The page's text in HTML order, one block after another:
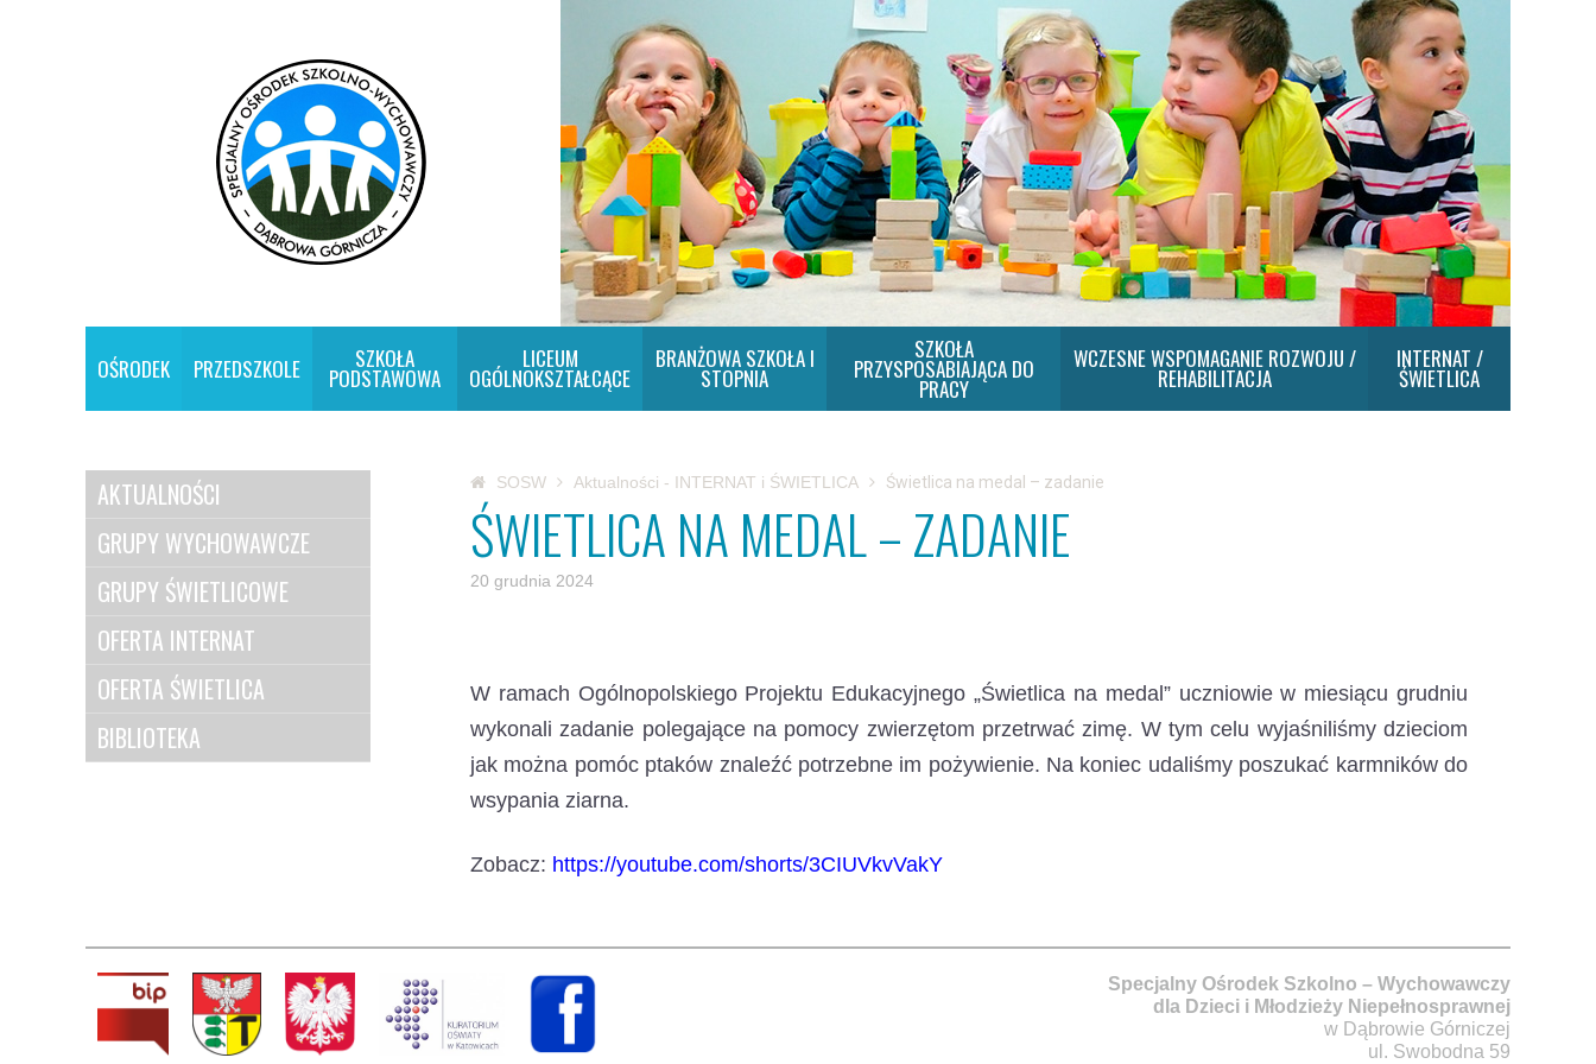
OŚRODEK PRZEDSZKOLE SZKOŁA
PODSTAWOWA
LICEUM
OGÓLNOKSZTAŁCĄCE
BRANŻOWA SZKOŁA I
STOPNIA
SZKOŁA
PRZYSPOSABIAJĄCA DO
PRACY
WCZESNE WSPOMAGANIE ROZWOJU /
REHABILITACJA
INTERNAT /
ŚWIETLICA
AKTUALNOŚCI
GRUPY WYCHOWAWCZE
GRUPY ŚWIETLICOWE
OFERTA INTERNAT
OFERTA ŚWIETLICA
BIBLIOTEKA
SOSW Aktualności - INTERNAT i ŚWIETLICA Świetlica na medal – zadanie
ŚWIETLICA NA MEDAL – ZADANIE
20 grudnia 2024
W ramach Ogólnopolskiego Projektu Edukacyjnego „Świetlica na medal”uczniowie w miesiącu grudniu
wykonali zadanie polegające na pomocy zwierzętom przetrwać zimę. W tym celu wyjaśniliśmy dzieciom
jak można pomóc ptaków znaleźć potrzebne im pożywienie. Na koniec udaliśmy poszukać karmników do
wsypania ziarna.
Zobacz: https://youtube.com/shorts/3CIUVkvVakY
Specjalny Ośrodek Szkolno – Wychowawczy
dla Dzieci i Młodzieży Niepełnosprawnej
w Dąbrowie Górniczej
ul. Swobodna 59